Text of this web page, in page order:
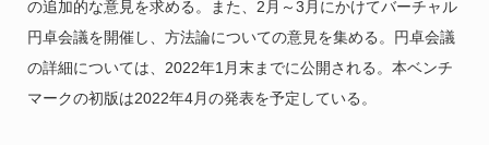
の追加的な意見を求める。また、2月～3月にかけてバーチャル
円卓会議を開催し、方法論についての意見を集める。円卓会議
の詳細については、2022年1月末までに公開される。本ベンチ
マークの初版は2022年4月の発表を予定している。